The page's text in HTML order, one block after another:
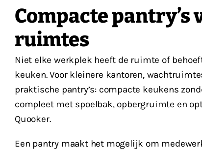
Compacte pantry’s
ruimtes
Niet elke werkplek heeft de ruimte of
keuken. Voor kleinere kantoren,
praktische pantry’s: compacte keukens
compleet met spoelbak, opbergruimte en
Quooker.
Een pantry maakt het mogelijk om